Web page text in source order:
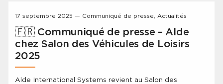
17 septembre 2025 — Communiqué de presse, Actualités
🇫🇷 Communiqué de presse – Alde
chez Salon des Véhicules de Loisirs
2025
Alde International Systems revient au Salon des